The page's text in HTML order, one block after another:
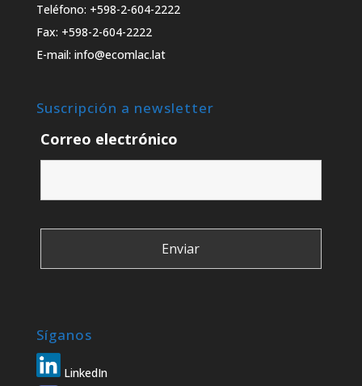
Teléfono: +598-2-604-2222
Fax: +598-2-604-2222
E-mail: info@ecomlac.lat
Suscripción a newsletter
Correo electrónico
Síganos
LinkedIn